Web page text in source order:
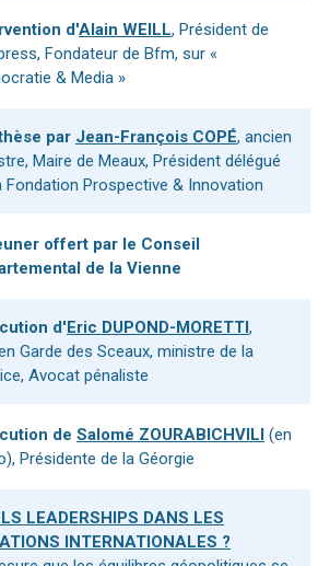
d'Alain WEILL, Président de
Fondateur de Bfm, sur «
& Media »
par Jean-François COPÉ, ancien
Maire de Meaux, Président délégué
Fondation Prospective & Innovation
offert par le Conseil
de la Vienne
d'Eric DUPOND-MORETTI,
Garde des Sceaux, ministre de la
Avocat pénaliste
de Salomé ZOURABICHVILI (en
Présidente de la Géorgie
LEADERSHIPS DANS LES
INTERNATIONALES ?